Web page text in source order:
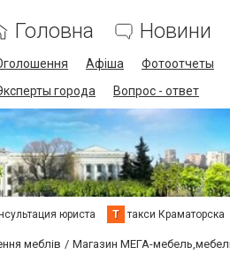
Головна Новини
Афіша Фотоотчеты
города
Вопрос - ответ
юриста Т такси Краматорска
меблів Магазин МЕГА-